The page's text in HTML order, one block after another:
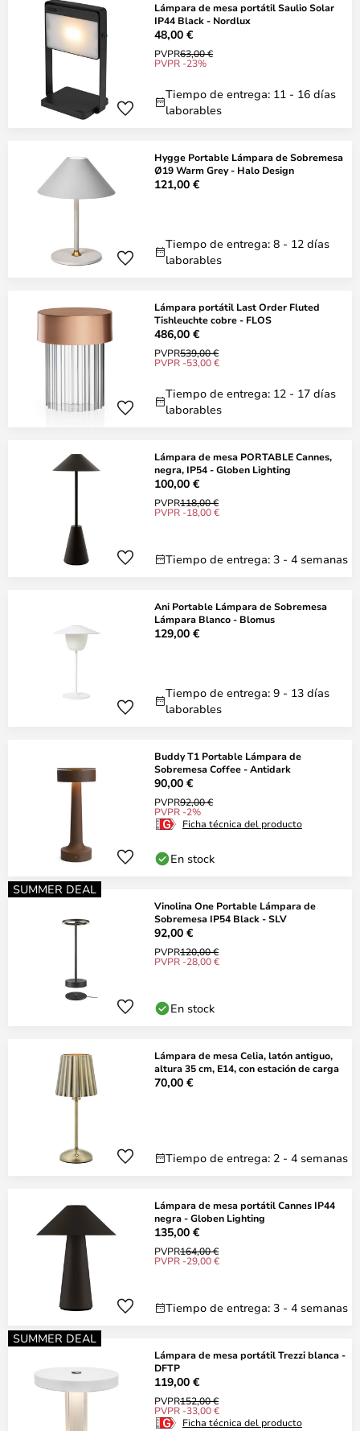
Lámpara de mesa portátil Saulio Solar
IP44 Black - Nordlux
48,00 €
PVPR63,00 €
PVPR -23%
Tiempo de entrega: 11 - 16 días
laborables
Hygge Portable Lámpara de Sobremesa
Ø19 Warm Grey - Halo Design
121,00 €
Tiempo de entrega: 8 - 12 días
laborables
Lámpara portátil Last Order Fluted
Tishleuchte cobre - FLOS
486,00 €
PVPR539,00 €
PVPR -53,00 €
Tiempo de entrega: 12 - 17 días
laborables
Lámpara de mesa PORTABLE Cannes,
negra, IP54 - Globen Lighting
100,00 €
PVPR118,00 €
PVPR -18,00 €
Tiempo de entrega: 3 - 4 semanas
Ani Portable Lámpara de Sobremesa
Lámpara Blanco - Blomus
129,00 €
Tiempo de entrega: 9 - 13 días
laborables
Buddy T1 Portable Lámpara de
Sobremesa Coffee - Antidark
90,00 €
PVPR92,00 €
PVPR -2%
Ficha técnica del producto
En stock
SUMMER DEAL
Vinolina One Portable Lámpara de
Sobremesa IP54 Black - SLV
92,00 €
PVPR120,00 €
PVPR -28,00 €
En stock
Lámpara de mesa Celia, latón antiguo,
altura 35 cm, E14, con estación de carga
70,00 €
Tiempo de entrega: 2 - 4 semanas
Lámpara de mesa portátil Cannes IP44
negra - Globen Lighting
135,00 €
PVPR164,00 €
PVPR -29,00 €
Tiempo de entrega: 3 - 4 semanas
SUMMER DEAL
Lámpara de mesa portátil Trezzi blanca -
DFTP
119,00 €
PVPR152,00 €
PVPR -33,00 €
Ficha técnica del producto